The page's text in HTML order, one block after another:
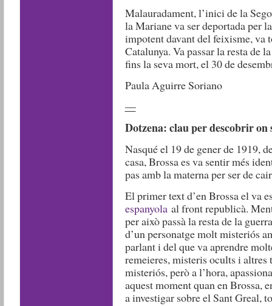
Malauradament, l’inici de la
la Mariane va ser deportada per
impotent davant del feixisme, va
Catalunya. Va passar la resta de
fins la seva mort, el 30 de
Paula Aguirre Soriano
—
Dotzena: clau per descobrir on
Nasqué el 19 de gener de 1919,
casa, Brossa es va sentir més
pas amb la materna per ser de
El primer text d’en Brossa el va
espanyolaal front republicà.
per això passà la resta de la
d’un personatge molt misteriós
parlant i del que va aprendre
remeieres, misteris ocults i altres
misteriós, però a l’hora,
aquest moment quan en Brossa,
a investigar sobre el Sant Greal,